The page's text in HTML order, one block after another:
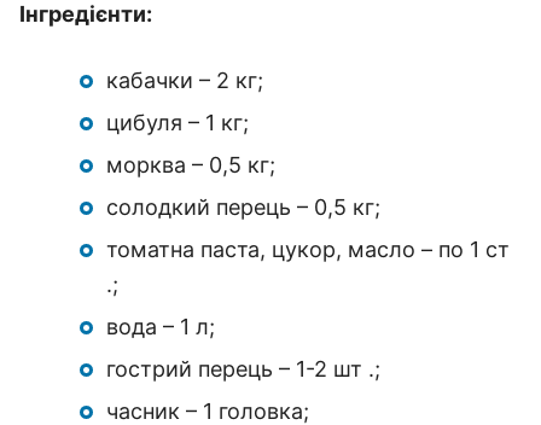
Інгредієнти:
кабачки – 2 кг;
цибуля – 1 кг;
морква – 0,5 кг;
солодкий перець – 0,5 кг;
томатна паста, цукор, масло – по 1 ст
.;
вода – 1 л;
гострий перець – 1-2 шт .;
часник – 1 головка;